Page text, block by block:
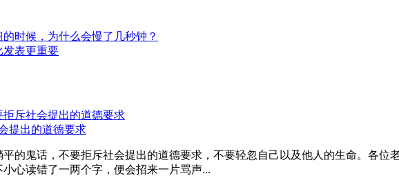
时候，为什么会慢了几秒钟？
发表更重要
提出的道德要求
的鬼话，不要拒斥社会提出的道德要求，不要轻忽自己以及他人的生命。各
心读错了一两个字，便会招来一片骂声...